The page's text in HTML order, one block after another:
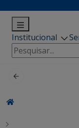
Institucional
Pesquisar
por: